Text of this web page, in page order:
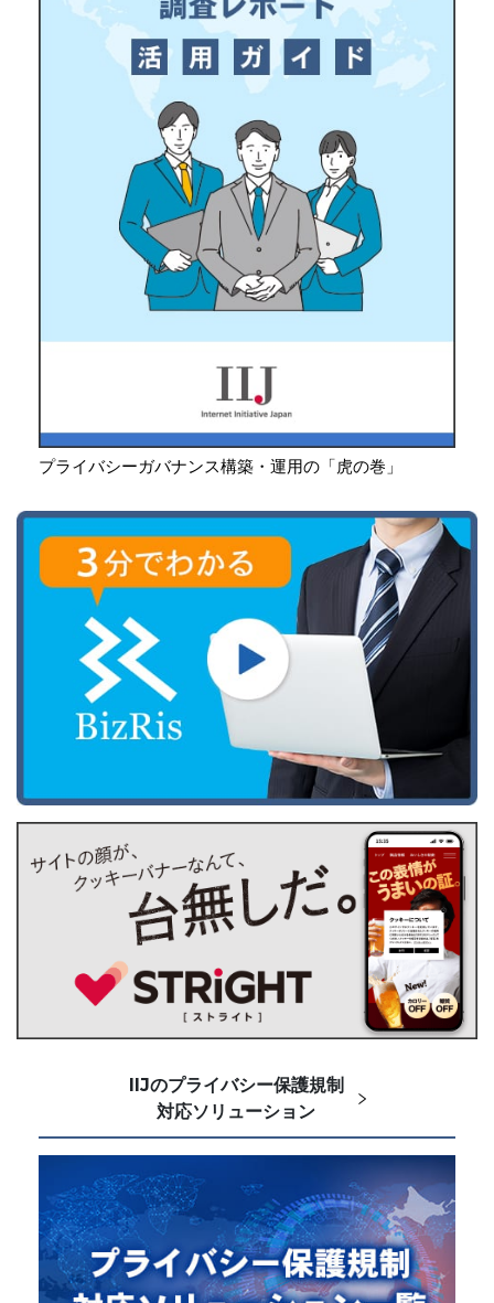
プライバシーガバナンス構築・運用の「虎の巻」
IIJのプライバシー保護規制
対応ソリューション